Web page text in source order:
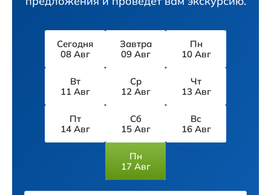
Сегодня
08 Авг
Завтра
09 Авг
Пн
10 Авг
Вт
11 Авг
Ср
12 Авг
Чт
13 Авг
Пт
14 Авг
Сб
15 Авг
Вс
16 Авг
Пн
17 Авг